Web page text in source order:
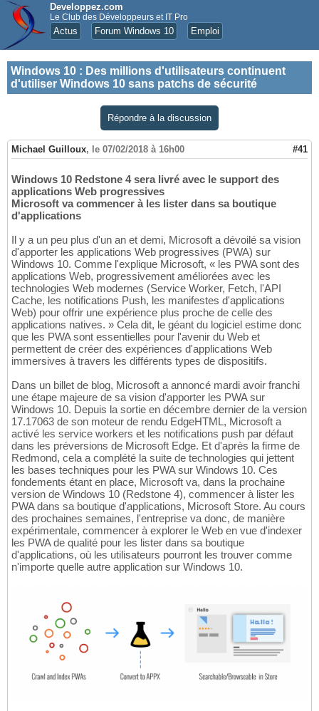
Developpez.com
Le Club des Développeurs et IT Pro
Actus Forum Windows 10 Emploi
Windows 10 : Des millions d'utilisateurs continuent
d'utiliser Windows 10 sans patchs de sécurité
Répondre à la discussion
Michael Guilloux, le 07/02/2018 à 16h00 #41
Windows 10 Redstone 4 sera livré avec le support des
applications Web progressives
Microsoft va commencer à les lister dans sa boutique
d'applications
Il y a un peu plus d'un an et demi, Microsoft a dévoilé sa vision
d'apporter les applications Web progressives (PWA) sur
Windows 10. Comme l'explique Microsoft, « les PWA sont des
applications Web, progressivement améliorées avec les
technologies Web modernes (Service Worker, Fetch, l'API
Cache, les notifications Push, les manifestes d'applications
Web) pour offrir une expérience plus proche de celle des
applications natives. » Cela dit, le géant du logiciel estime donc
que les PWA sont essentielles pour l'avenir du Web et
permettent de créer des expériences d'applications Web
immersives à travers les différents types de dispositifs.
Dans un billet de blog, Microsoft a annoncé mardi avoir franchi
une étape majeure de sa vision d'apporter les PWA sur
Windows 10. Depuis la sortie en décembre dernier de la version
17.17063 de son moteur de rendu EdgeHTML, Microsoft a
activé les service workers et les notifications push par défaut
dans les préversions de Microsoft Edge. Et d'après la firme de
Redmond, cela a complété la suite de technologies qui jettent
les bases techniques pour les PWA sur Windows 10. Ces
fondements étant en place, Microsoft va, dans la prochaine
version de Windows 10 (Redstone 4), commencer à lister les
PWA dans sa boutique d'applications, Microsoft Store. Au cours
des prochaines semaines, l'entreprise va donc, de manière
expérimentale, commencer à explorer le Web en vue d'indexer
les PWA de qualité pour les lister dans sa boutique
d'applications, où les utilisateurs pourront les trouver comme
n'importe quelle autre application sur Windows 10.